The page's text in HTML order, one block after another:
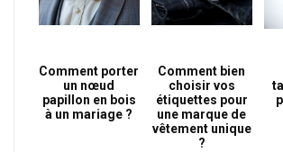
Comment porter
un nœud
papillon en bois
à un mariage ?
Comment bien
choisir vos
étiquettes pour
une marque de
vêtement unique
?